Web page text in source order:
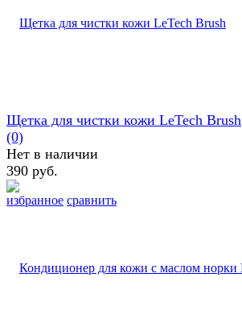
избранное сравнить
Щетка для чистки кожи LeTech Brush
(0)
Нет в наличии
390 руб.